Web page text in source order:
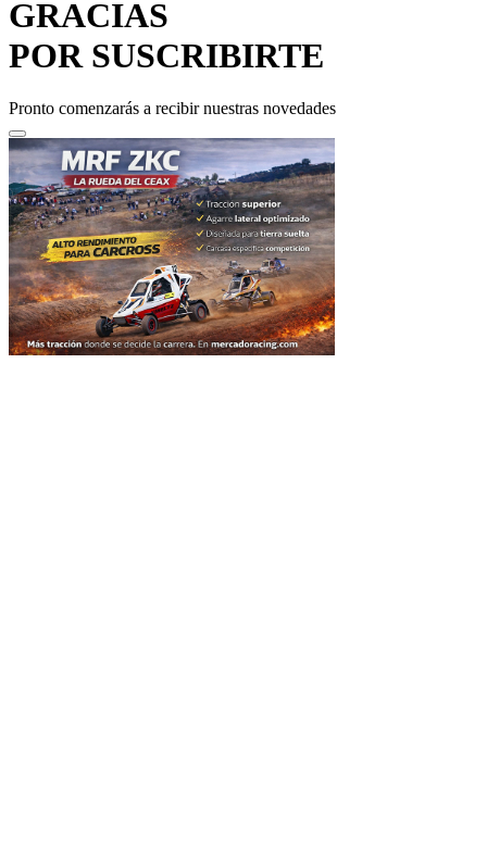
GRACIAS
POR SUSCRIBIRTE
Pronto comenzarás a recibir nuestras novedades